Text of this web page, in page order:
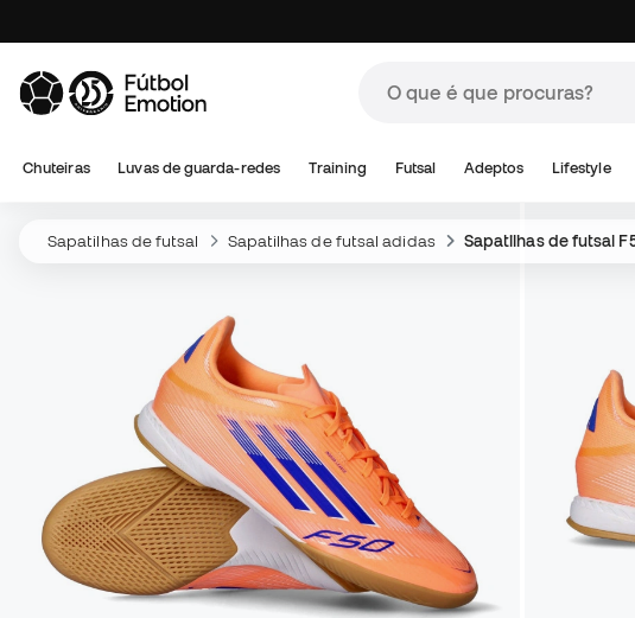
Chuteiras Luvas de guarda-redes Training Futsal Adeptos Lifestyle
Sapatilhas de futsal Sapatilhas de futsal adidas Sapatilhas de futsal